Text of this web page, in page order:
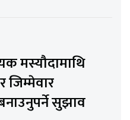
मस्यौदामाथि
जिम्मेवार
सुझाव